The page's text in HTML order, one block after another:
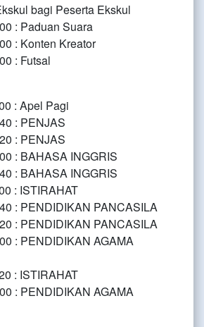
bagi Peserta Ekskul
: Paduan Suara
: Konten Kreator
: Futsal
: Apel Pagi
: PENJAS
: PENJAS
: BAHASA INGGRIS
: BAHASA INGGRIS
: ISTIRAHAT
: PENDIDIKAN PANCASILA
: PENDIDIKAN PANCASILA
: PENDIDIKAN AGAMA
: ISTIRAHAT
: PENDIDIKAN AGAMA